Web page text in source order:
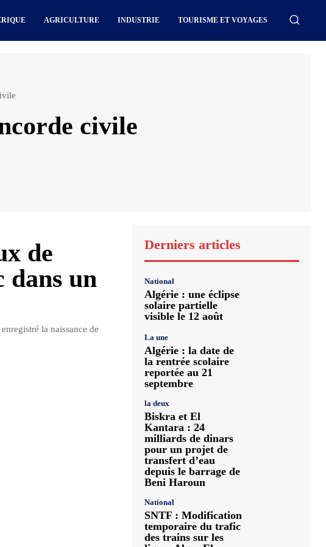
AGRICULTURE INDUSTRIE TOURISME ET VOYAGES
civile
de
dans un
la naissance de
Derniers articles
National
Algérie : une éclipse
solaire partielle
visible le 12 août
La une
Algérie : la date de
la rentrée scolaire
reportée au 21
septembre
la deux
Biskra et El
Kantara : 24
milliards de dinars
pour un projet de
transfert d’eau
depuis le barrage de
Beni Haroun
National
SNTF : Modification
temporaire du trafic
des trains sur les